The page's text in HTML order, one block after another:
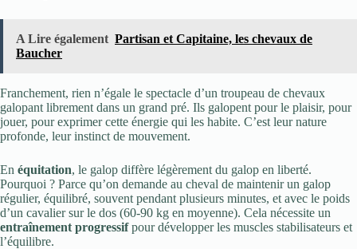
A Lire également Partisan et Capitaine, les chevaux de
Baucher
Franchement, rien n’égale le spectacle d’un troupeau de chevaux
galopant librement dans un grand pré. Ils galopent pour le plaisir, pour
jouer, pour exprimer cette énergie qui les habite. C’est leur nature
profonde, leur instinct de mouvement.
En équitation, le galop diffère légèrement du galop en liberté.
Pourquoi ? Parce qu’on demande au cheval de maintenir un galop
régulier, équilibré, souvent pendant plusieurs minutes, et avec le poids
d’un cavalier sur le dos (60-90 kg en moyenne). Cela nécessite un
entraînement progressifpour développer les muscles stabilisateurs et
l’équilibre.